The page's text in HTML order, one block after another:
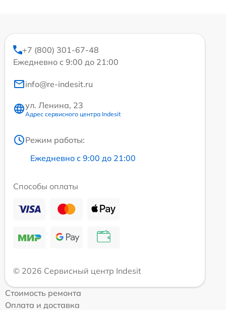
+7 (800) 301-67-48
Ежедневно с 9:00 до 21:00
info@re-indesit.ru
ул. Ленина, 23
Адрес сервисного центра Indesit
Режим работы:
Ежедневно с 9:00 до 21:00
Способы оплаты
© 2026 Сервисный центр Indesit
Стоимость ремонта
Оплата и доставка